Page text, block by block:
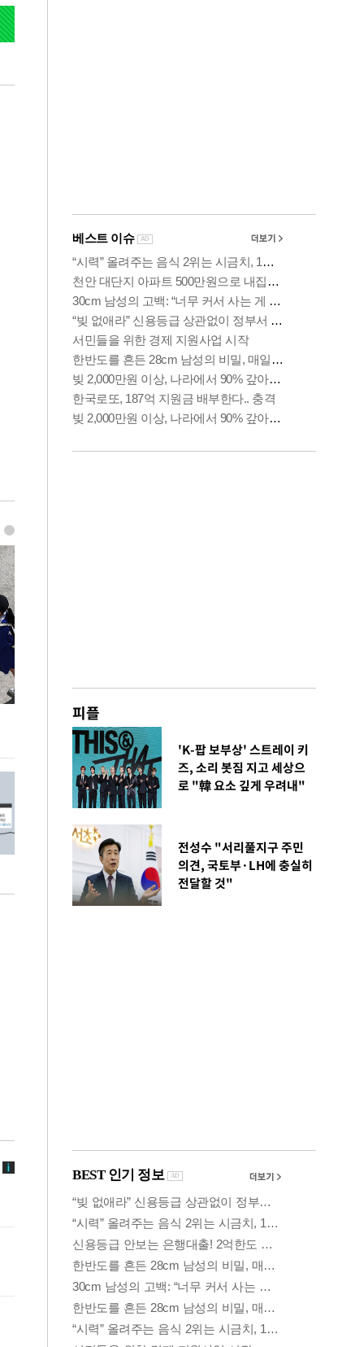
이 대통령, '청년 대책 속도 높여야…폭염 문제도
피플
'K-팝 보부상' 스트레이 키
즈, 소리 봇짐 지고 세상으
로 "韓 요소 깊게 우려내"
전성수 "서리풀지구 주민
의견, 국토부·LH에 충실히
전달할 것"